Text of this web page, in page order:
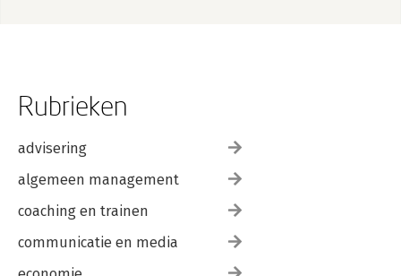
Rubrieken
advisering
algemeen management
coaching en trainen
communicatie en media